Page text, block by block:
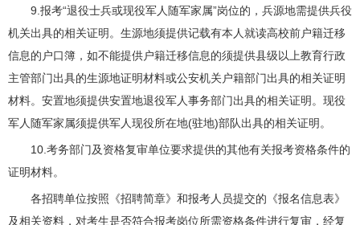
9.报考“退役士兵或现役军人随军家属”岗位的，兵源地需提供兵役
机关出具的相关证明。生源地须提供记载有本人就读高校前户籍迁移
信息的户口簿，如不能提供户籍迁移信息的须提供县级以上教育行政
主管部门出具的生源地证明材料或公安机关户籍部门出具的相关证明
材料。安置地须提供安置地退役军人事务部门出具的相关证明。现役
军人随军家属须提供军人现役所在地(驻地)部队出具的相关证明。
10.考务部门及资格复审单位要求提供的其他有关报考资格条件的
证明材料。
各招聘单位按照《招聘简章》和报考人员提交的《报名信息表》
及相关资料，对考生是否符合报考岗位所需资格条件进行复审，经复